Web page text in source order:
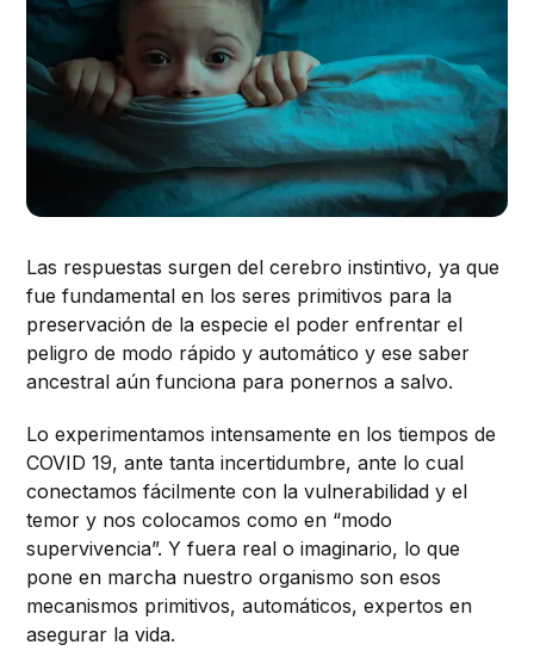
Las respuestas surgen del cerebro instintivo, ya que
fue fundamental en los seres primitivos para la
preservación de la especie el poder enfrentar el
peligro de modo rápido y automático y ese saber
ancestral aún funciona para ponernos a salvo.
Lo experimentamos intensamente en los tiempos de
COVID 19, ante tanta incertidumbre, ante lo cual
conectamos fácilmente con la vulnerabilidad y el
temor y nos colocamos como en “modo
supervivencia”. Y fuera real o imaginario, lo que
pone en marcha nuestro organismo son esos
mecanismos primitivos, automáticos, expertos en
asegurar la vida.